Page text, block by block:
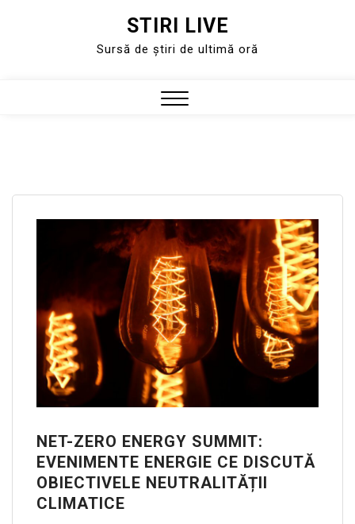
STIRI LIVE
Sursă de știri de ultimă oră
NET-ZERO ENERGY SUMMIT:
EVENIMENTE ENERGIE CE DISCUTĂ
OBIECTIVELE NEUTRALITĂȚII
CLIMATICE